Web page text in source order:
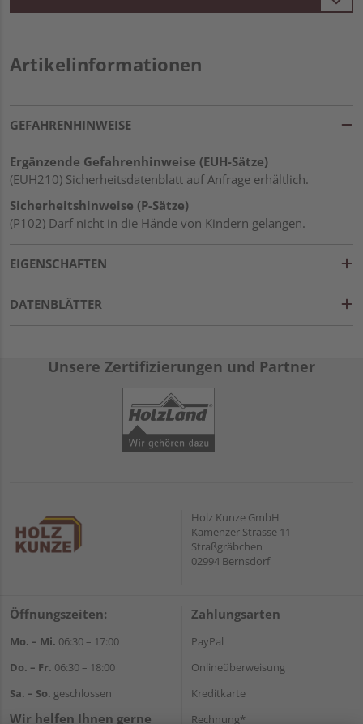
Artikelinformationen
GEFAHRENHINWEISE
Ergänzende Gefahrenhinweise (EUH-Sätze)
(EUH210) Sicherheitsdatenblatt auf Anfrage erhältlich.
Sicherheitshinweise (P-Sätze)
(P102) Darf nicht in die Hände von Kindern gelangen.
EIGENSCHAFTEN
DATENBLÄTTER
Unsere Zertifizierungen und Partner
Holz Kunze GmbH
Kamenzer Strasse 11
Straßgräbchen
02994 Bernsdorf
Öffnungszeiten:
Mo. – Mi. 06:30 – 17:00
Do. – Fr. 06:30 – 18:00
Sa. – So. geschlossen
Wir helfen Ihnen gerne
Zahlungsarten
PayPal
Onlineüberweisung
Kreditkarte
Rechnung*